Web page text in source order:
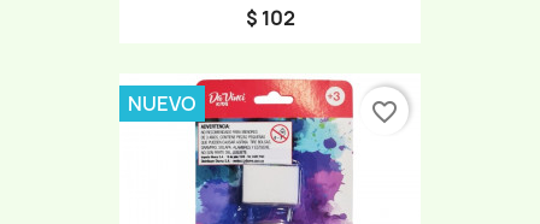
$ 102
NUEVO favorite_border